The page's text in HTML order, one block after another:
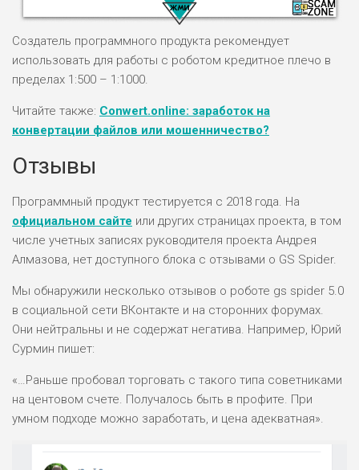
НАЗВАНИЕ
РИСКИ: НИЗКИЕ
ДОХОД: ВЫСОКИЙ
ОБЗОР
ЛЮБИТЕЛЯ
М СТАВОК
0
РИСКИ: СРЕДНИЕ
ПОДОЙДЕТ
ВСЕМ
ДОХОД: НИЗКИЙ
Создатель программного продукта рекомендует
использовать для работы с роботом кредитное плечо в
пределах 1:500 – 1:1000.
Читайте также: Conwert.online: заработок на
конвертации файлов или мошенничество?
Отзывы
Программный продукт тестируется с 2018 года. На
официальном сайте или других страницах проекта, в том
числе учетных записях руководителя проекта Андрея
Алмазова, нет доступного блока с отзывами о GS Spider.
Мы обнаружили несколько отзывов о роботе gs spider 5.0
в социальной сети ВКонтакте и на сторонних форумах.
Они нейтральны и не содержат негатива. Например, Юрий
Сурмин пишет:
«…Раньше пробовал торговать с такого типа советниками
на центовом счете. Получалось быть в профите. При
умном подходе можно заработать, и цена адекватная».